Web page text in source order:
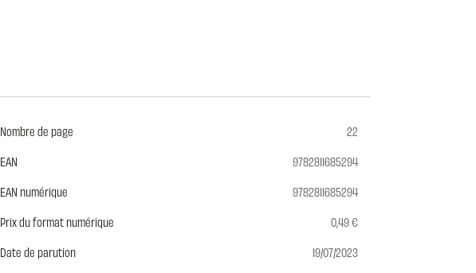
Nombre de page
22
EAN
9782811685294
EAN numérique
9782811685294
Prix du format numérique
0,49 €
Date de parution
19/07/2023